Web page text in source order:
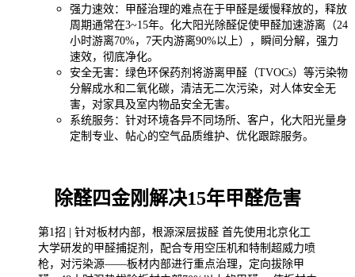
强力速效：甲醛治理的难点在于甲醛是缓慢释放的，释放
周期通常在3~15年。化大阳光除醛促使甲醛加速游离（24
小时游离70%，7天内游离90%以上），瞬间分解，强力
速效，彻底净化。
安全无害： 绿色环保药剂将游离甲醛（TVOCs）等污染物
分解成水和二氧化碳，清洁无二次污染，对人体安全无
害，对家具及室内物品安全无害。
系统服务：针对环境各异不同场所、客户，化大阳光量身
定制专业、帖心的空气品质维护、优化跟踪服务。
除醛四金刚解决15年甲醛危害
第1招 | 针对板材内部，根源深层拔醛 首先使用北京化工
大学研发的甲醛捕捉剂，配合专用空压机和特制超威力喷
枪，对污染源——板材内部进行重点治理，定向拔除甲